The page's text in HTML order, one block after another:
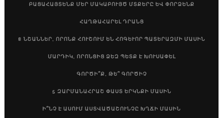
ԲԱՑԱՀԱՅՏԵՆՔ ՄԵՐ ՄԱԿԱԲՈՒՅԾ ՄՏՔԵՐԸ ԵՎ ՓՈՐՁԵՆՔ
ՀԱՂԹԱՀԱՐԵԼ ԴՐԱՆՑ
8 ՆՇԱՆՆԵՐ, ՈՐՈՆՔ ՀՈՒՇՈՒՄ ԵՆ ՀՈԳԵՒՈՐ ՊԱՏԵՐԱԶՄԻ ՄԱՍԻՆ
ՄԱՐԴԻԿ, ՈՐՈՆՑԻՑ ՁԵԶ ՊԵՏՔ Է ԽՈՒՍԱՓԵԼ
ԳՈՐԾԻ՞Ք, ԹԵ՞ ԳՈՐԾԻՉ
5 ԶԱՐՄԱՆԱՀՐԱՇ ՓԱՍՏ ԵՐԿՆՔԻ ՄԱՍԻՆ
Ի՞ՆՉ Է ԱՍՈՒՄ ԱՍՏՎԱԾԱՇՈՒՆՉԸ ԽՂՃԻ ՄԱՍԻՆ